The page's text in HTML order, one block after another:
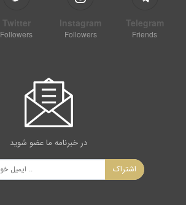
Twitter
Followers
Instagram
Followers
Telegram
Friends
در خبرنامه ما عضو شوید
اشتراک